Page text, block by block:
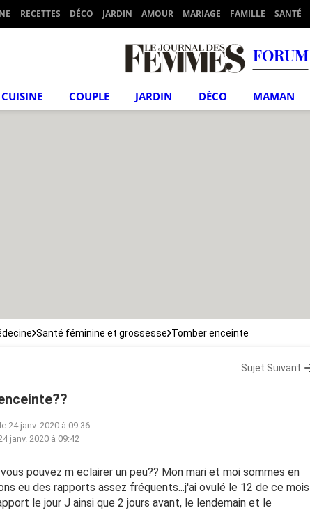
RECETTES DÉCO JARDIN AMOUR MARIAGE FAMILLE SANTÉ
FORUM
CUISINE COUPLE JARDIN DÉCO MAMAN
Santé féminine et grossesse Tomber enceinte
Sujet Suivant
24 janv. 2020 à 09:36
janv. 2020 à 09:42
pouvez m eclairer un peu?? Mon mari et moi sommes en
eu des rapports assez fréquents...j'ai ovulé le 12 de ce mois
le jour J ainsi que 2 jours avant, le lendemain et le